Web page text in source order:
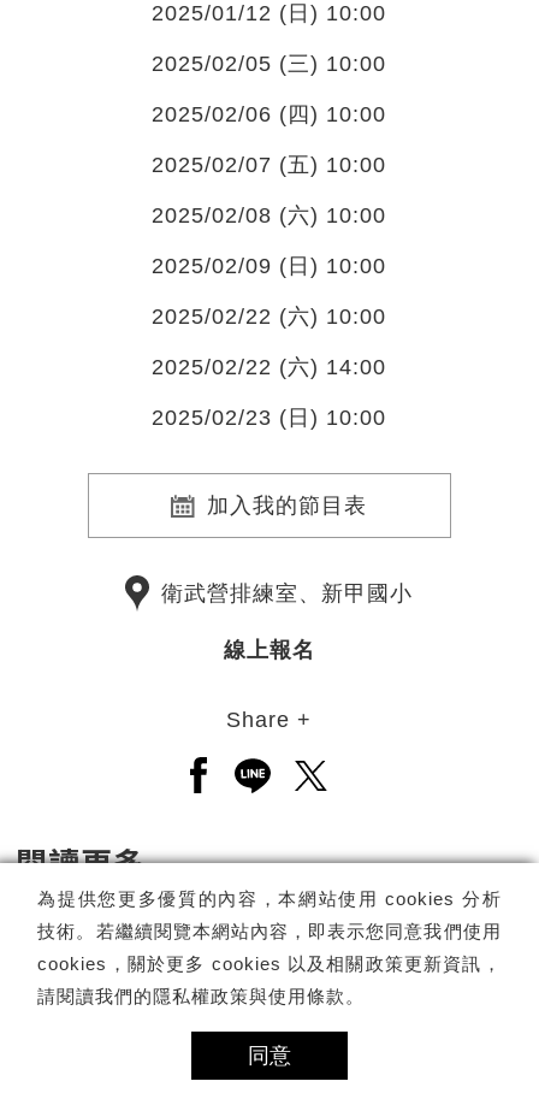
2025/01/12 (日) 10:00
2025/02/05 (三) 10:00
2025/02/06 (四) 10:00
2025/02/07 (五) 10:00
2025/02/08 (六) 10:00
2025/02/09 (日) 10:00
2025/02/22 (六) 10:00
2025/02/22 (六) 14:00
2025/02/23 (日) 10:00
加入我的節目表
衛武營排練室、新甲國小
線上報名
Share +
另開新視窗分享至facebook
另開新視窗分享至line
另開新視窗分享至
閱讀更多
為提供您更多優質的內容，本網站使用 cookies 分析
技術。若繼續閱覽本網站內容，即表示您同意我們使用
cookies，關於更多 cookies 以及相關政策更新資訊，
請閱讀我們的隱私權政策與使用條款 。
同意